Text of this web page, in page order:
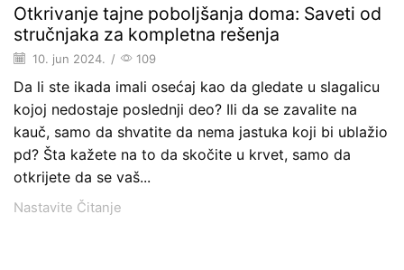
Otkrivanje tajne poboljšanja doma: Saveti od
stručnjaka za kompletna rešenja
10. jun 2024. / 109
Da li ste ikada imali osećaj kao da gledate u slagalicu
kojoj nedostaje poslednji deo? Ili da se zavalite na
kauč, samo da shvatite da nema jastuka koji bi ublažio
pd? Šta kažete na to da skočite u krvet, samo da
otkrijete da se vaš...
Nastavite Čitanje